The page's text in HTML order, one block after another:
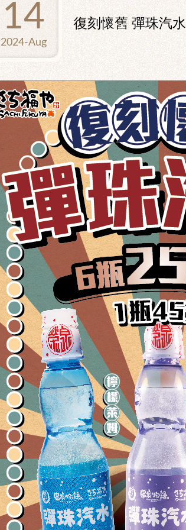
14
2024-Aug
復刻懷舊 彈珠汽水